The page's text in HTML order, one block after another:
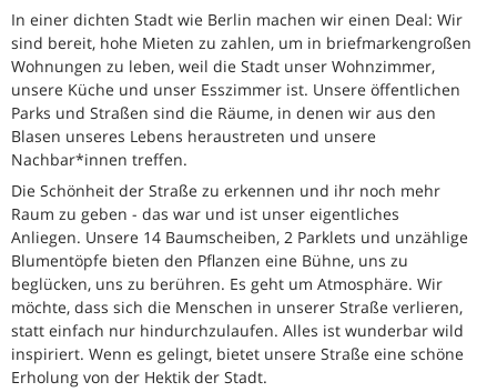
In einer dichten Stadt wie Berlin machen wir einen Deal: Wir
sind bereit, hohe Mieten zu zahlen, um in briefmarkengroßen
Wohnungen zu leben, weil die Stadt unser Wohnzimmer,
unsere Küche und unser Esszimmer ist. Unsere öffentlichen
Parks und Straßen sind die Räume, in denen wir aus den
Blasen unseres Lebens heraustreten und unsere
Nachbar*innen treffen.
Die Schönheit der Straße zu erkennen und ihr noch mehr
Raum zu geben - das war und ist unser eigentliches
Anliegen. Unsere 14 Baumscheiben, 2 Parklets und unzählige
Blumentöpfe bieten den Pflanzen eine Bühne, uns zu
beglücken, uns zu berühren. Es geht um Atmosphäre. Wir
möchte, dass sich die Menschen in unserer Straße verlieren,
statt einfach nur hindurchzulaufen. Alles ist wunderbar wild
inspiriert. Wenn es gelingt, bietet unsere Straße eine schöne
Erholung von der Hektik der Stadt.